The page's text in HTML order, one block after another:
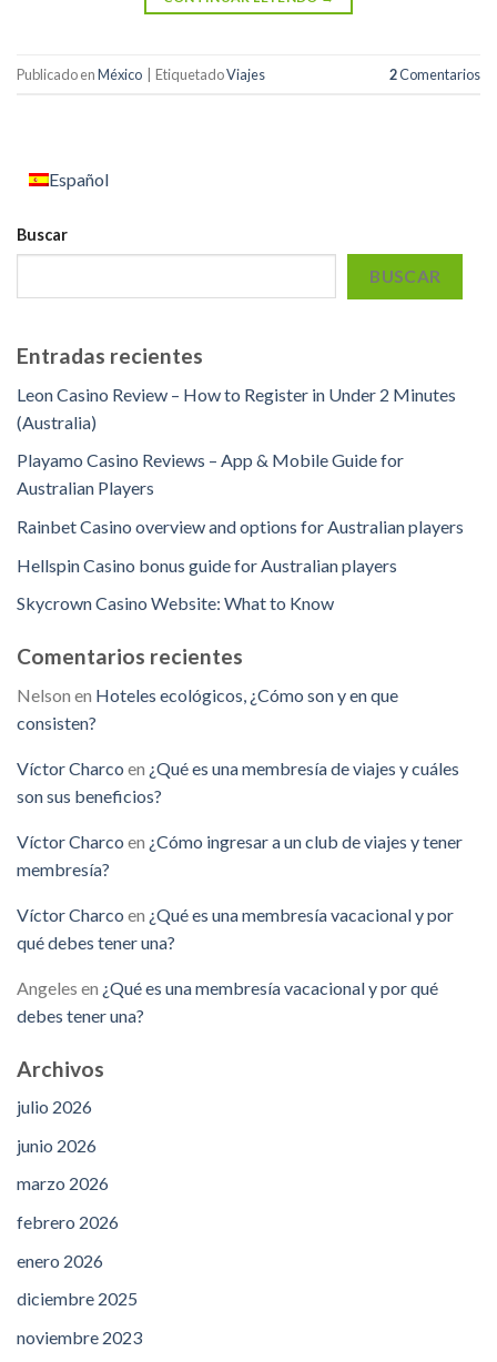
Publicado enMéxico EtiquetadoViajes 2Comentarios
Español
Buscar
BUSCAR
Entradas recientes
Leon Casino Review – How to Register in Under 2 Minutes
(Australia)
Playamo Casino Reviews – App & Mobile Guide for
Australian Players
Rainbet Casino overview and options for Australian players
Hellspin Casino bonus guide for Australian players
Skycrown Casino Website: What to Know
Comentarios recientes
Nelson en Hoteles ecológicos, ¿Cómo son y en que
consisten?
Víctor Charco en ¿Qué es una membresía de viajes y cuáles
son sus beneficios?
Víctor Charco en ¿Cómo ingresar a un club de viajes y tener
membresía?
Víctor Charco en ¿Qué es una membresía vacacional y por
qué debes tener una?
Angeles en ¿Qué es una membresía vacacional y por qué
debes tener una?
Archivos
julio 2026
junio 2026
marzo 2026
febrero 2026
enero 2026
diciembre 2025
noviembre 2023